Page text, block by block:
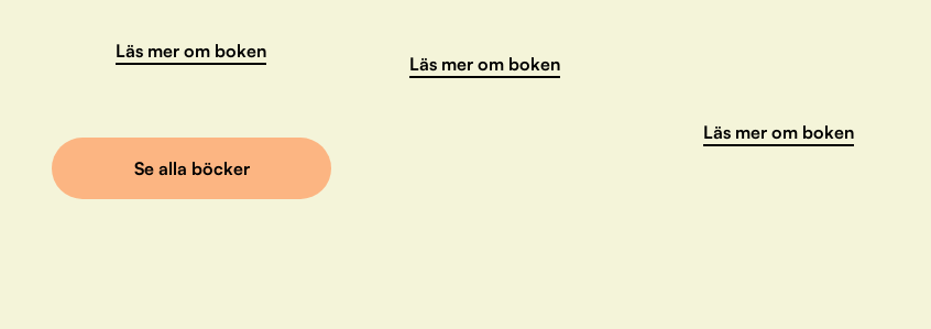
Läs mer om boken
Läs mer om boken
Läs mer om boken
Se alla böcker